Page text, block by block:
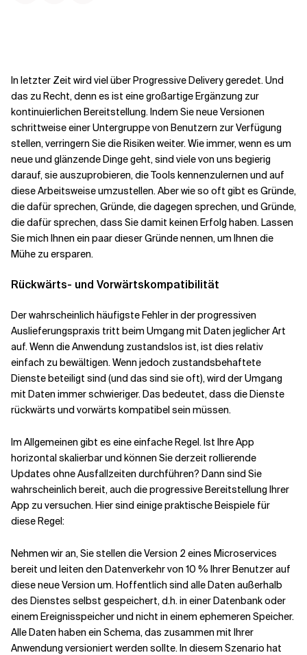
Verwandte Themen
In letzter Zeit wird viel über Progressive Delivery geredet. Und
das zu Recht, denn es ist eine großartige Ergänzung zur
kontinuierlichen Bereitstellung. Indem Sie neue Versionen
schrittweise einer Untergruppe von Benutzern zur Verfügung
stellen, verringern Sie die Risiken weiter. Wie immer, wenn es um
neue und glänzende Dinge geht, sind viele von uns begierig
darauf, sie auszuprobieren, die Tools kennenzulernen und auf
diese Arbeitsweise umzustellen. Aber wie so oft gibt es Gründe,
die dafür sprechen, Gründe, die dagegen sprechen, und Gründe,
die dafür sprechen, dass Sie damit keinen Erfolg haben. Lassen
Sie mich Ihnen ein paar dieser Gründe nennen, um Ihnen die
Mühe zu ersparen.
Rückwärts- und Vorwärtskompatibilität
Der wahrscheinlich häufigste Fehler in der progressiven
Auslieferungspraxis tritt beim Umgang mit Daten jeglicher Art
auf. Wenn die Anwendung zustandslos ist, ist dies relativ
einfach zu bewältigen. Wenn jedoch zustandsbehaftete
Dienste beteiligt sind (und das sind sie oft), wird der Umgang
mit Daten immer schwieriger. Das bedeutet, dass die Dienste
rückwärts und vorwärts kompatibel sein müssen.
Im Allgemeinen gibt es eine einfache Regel. Ist Ihre App
horizontal skalierbar und können Sie derzeit rollierende
Updates ohne Ausfallzeiten durchführen? Dann sind Sie
wahrscheinlich bereit, auch die progressive Bereitstellung Ihrer
App zu versuchen. Hier sind einige praktische Beispiele für
diese Regel:
Nehmen wir an, Sie stellen die Version 2 eines Microservices
bereit und leiten den Datenverkehr von 10 % Ihrer Benutzer auf
diese neue Version um. Hoffentlich sind alle Daten außerhalb
des Dienstes selbst gespeichert, d.h. in einer Datenbank oder
einem Ereignisspeicher und nicht in einem ephemeren Speicher.
Alle Daten haben ein Schema, das zusammen mit Ihrer
Anwendung versioniert werden sollte. In diesem Szenario hat